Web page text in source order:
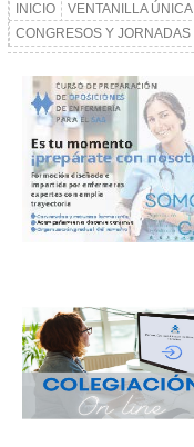
INICIO VENTANILLA ÚNICA
CONGRESOS Y JORNADAS